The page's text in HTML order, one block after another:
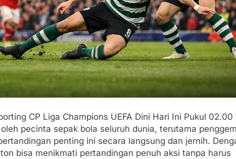
CP Liga Champions UEFA Dini Hari Ini Pukul 02.00
pecinta sepak bola seluruh dunia, terutama
penting ini secara langsung dan jernih.
bisa menikmati pertandingan penuh aksi tanpa harus